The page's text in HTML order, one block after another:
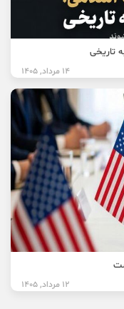
تاریخی
14 مرداد, 1405
12 مرداد, 1405